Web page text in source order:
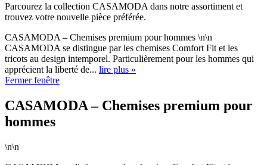
Parcourez la collection CASAMODA dans notre assortiment et
trouvez votre nouvelle pièce préférée.
CASAMODA – Chemises premium pour hommes \n\n
CASAMODA se distingue par les chemises Comfort Fit et les
tricots au design intemporel. Particulièrement pour les hommes qui
apprécient la liberté de... lire plus »
Fermer fenêtre
CASAMODA – Chemises premium pour
hommes
\n\n